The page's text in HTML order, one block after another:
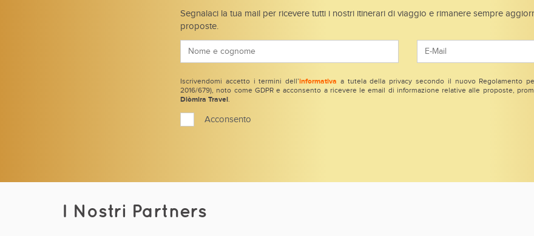
Segnalaci la tua mail per ricevere tutti i nostri itinerari di viaggio e rimanere sempre
proposte.
Iscrivendomi accetto i termini dell’ informativa a tutela della privacy secondo il nuovo Regolamento
2016/679), noto come GDPR e acconsento a ricevere le email di informazione relative alle proposte,
Diòmira Travel .
Acconsento
I Nostri Partners